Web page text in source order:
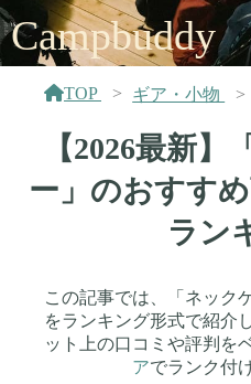
Campbuddy
TOP ギア・小物
【2026最新
ー」のおすす
ラン
この記事では、「ネック
をランキング形式で紹介
ット上の口コミや評判を
アでランク付